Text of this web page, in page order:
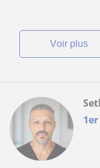
voir plus